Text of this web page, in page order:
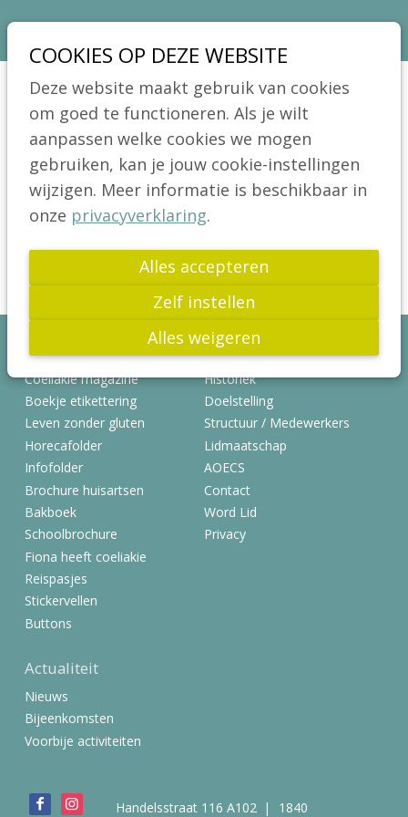
COOKIES OP DEZE WEBSITE
Deze website maakt gebruik van cookies
om goed te functioneren. Als je wilt
aanpassen welke cookies we mogen
gebruiken, kan je jouw cookie-instellingen
wijzigen. Meer informatie is beschikbaar in
onze privacyverklaring.
Alles accepteren
Zelf instellen
Alles weigeren
over
Spring
naar
de
navigatie
Spring
de
inhoud
ZOEKPAGINA
Zoek
Publicaties
Coeliakie magazine
Boekje etikettering
Leven zonder gluten
Horecafolder
Infofolder
Brochure huisartsen
Bakboek
Schoolbrochure
Fiona heeft coeliakie
Reispasjes
Stickervellen
Buttons
Over ons
Historiek
Doelstelling
Structuur / Medewerkers
Lidmaatschap
AOECS
Contact
Word Lid
Privacy
Actualiteit
Nieuws
Bijeenkomsten
Voorbije activiteiten
Bezoek Handelsstraat 116 A102 1840
Jong!
Actua
Publicaties
Wetenschap
Links
FAQ
Word Lid